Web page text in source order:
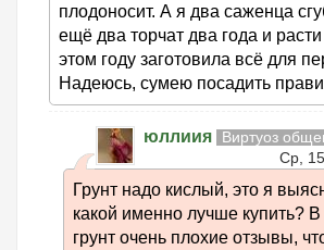
плодоносит. А я два саженца
ещё два торчат два года и
этом году заготовила всё для
Надеюсь, сумею посадить
юллиия Виртуоз
Ср,
Грунт надо кислый, это я
какой именно лучше купить?
грунт очень плохие отзывы,